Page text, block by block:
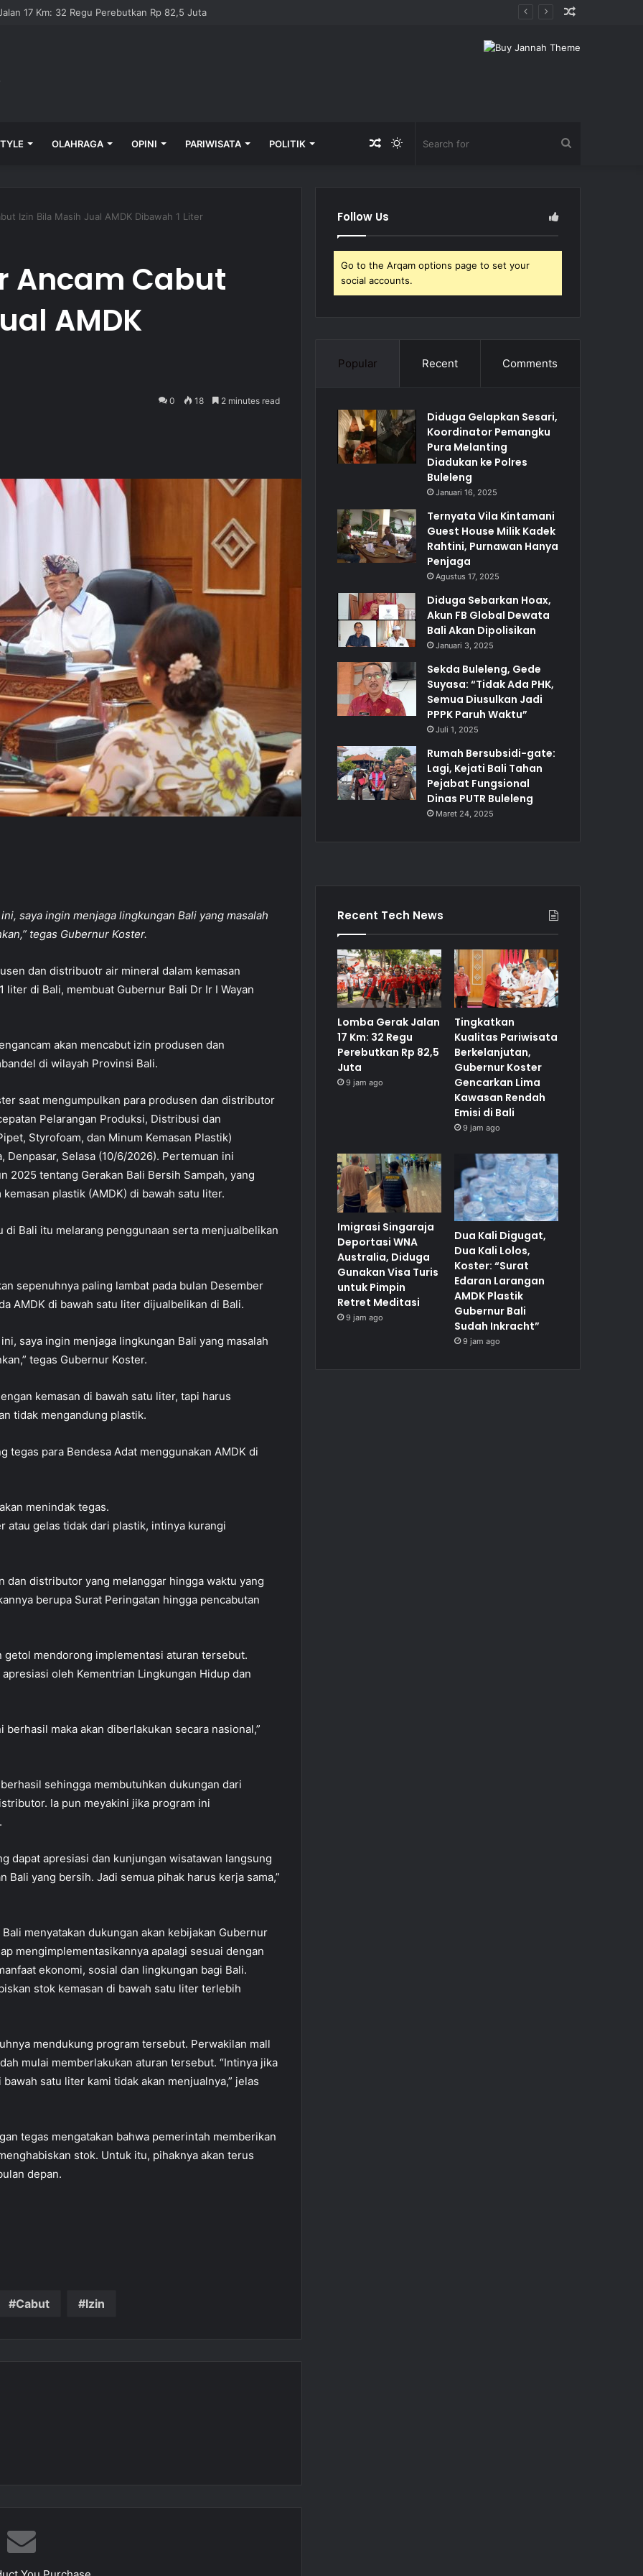
17 Km: 32 Regu Perebutkan Rp 82,5 Juta
OLAHRAGA OPINI PARIWISATA POLITIK Switch
Random
Izin Bila Masih Jual AMDK Dibawah 1 Liter
Ancam Cabut
AMDK
0 18 2 minutes read
saya ingin menjaga lingkungan Bali yang masalah
tegas Gubernur Koster.
dan distribuotr air mineral dalam kemasan
liter di Bali, membuat Gubernur Bali Dr Ir I Wayan
akan mencabut izin produsen dan
di wilayah Provinsi Bali.
saat mengumpulkan para produsen dan distributor
Pelarangan Produksi, Distribusi dan
Styrofoam, dan Minum Kemasan Plastik)
Denpasar, Selasa (10/6/2026). Pertemuan ini
2025 tentang Gerakan Bali Bersih Sampah, yang
plastik (AMDK) di bawah satu liter.
Bali itu melarang penggunaan serta menjualbelikan
sepenuhnya paling lambat pada bulan Desember
AMDK di bawah satu liter dijualbelikan di Bali.
saya ingin menjaga lingkungan Bali yang masalah
tegas Gubernur Koster.
kemasan di bawah satu liter, tapi harus
tidak mengandung plastik.
para Bendesa Adat menggunakan AMDK di
menindak tegas.
atau gelas tidak dari plastik, intinya kurangi
dan distributor yang melanggar hingga waktu yang
berupa Surat Peringatan hingga pencabutan
mendorong implementasi aturan tersebut.
oleh Kementrian Lingkungan Hidup dan
maka akan diberlakukan secara nasional,”
sehingga membutuhkan dukungan dari
Ia pun meyakini jika program ini
dapat apresiasi dan kunjungan wisatawan langsung
Bali yang bersih. Jadi semua pihak harus kerja sama,”
menyatakan dukungan akan kebijakan Gubernur
mengimplementasikannya apalagi sesuai dengan
ekonomi, sosial dan lingkungan bagi Bali.
stok kemasan di bawah satu liter terlebih
mendukung program tersebut. Perwakilan mall
mulai memberlakukan aturan tersebut. “Intinya jika
satu liter kami tidak akan menjualnya,” jelas
tegas mengatakan bahwa pemerintah memberikan
stok. Untuk itu, pihaknya akan terus
depan.
Cabut Izin
Follow Us
Go to the Arqam options page to set your
social accounts.
Popular Recent Comments
Diduga Gelapkan Sesari,
Koordinator Pemangku
Pura Melanting
Diadukan ke Polres
Buleleng
Januari 16, 2025
Ternyata Vila Kintamani
Guest House Milik Kadek
Rahtini, Purnawan Hanya
Penjaga
Agustus 17, 2025
Diduga Sebarkan Hoax,
Akun FB Global Dewata
Bali Akan Dipolisikan
Januari 3, 2025
Sekda Buleleng, Gede
Suyasa: “Tidak Ada PHK,
Semua Diusulkan Jadi
PPPK Paruh Waktu”
Juli 1, 2025
Rumah Bersubsidi-gate:
Lagi, Kejati Bali Tahan
Pejabat Fungsional
Dinas PUTR Buleleng
Maret 24, 2025
Recent Tech News
Lomba Gerak Jalan
17 Km: 32 Regu
Perebutkan Rp 82,5
Juta
9 jam ago
Tingkatkan
Kualitas Pariwisata
Berkelanjutan,
Gubernur Koster
Gencarkan Lima
Kawasan Rendah
Emisi di Bali
9 jam ago
Imigrasi Singaraja
Deportasi WNA
Australia, Diduga
Gunakan Visa Turis
untuk Pimpin
Retret Meditasi
9 jam ago
Dua Kali Digugat,
Dua Kali Lolos,
Koster: “Surat
Edaran Larangan
AMDK Plastik
Gubernur Bali
Sudah Inkracht”
9 jam ago